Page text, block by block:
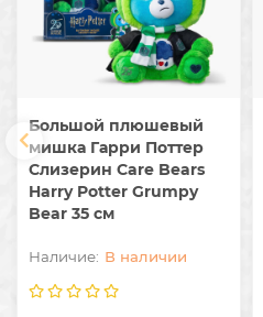
Большой плюшевый
мишка Гарри Поттер
Слизерин Care Bears
Harry Potter Grumpy
Bear 35 см
В наличии